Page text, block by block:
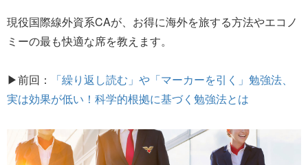
現役国際線外資系CAが、お得に海外を旅する方法やエコノ
ミーの最も快適な席を教えます。
▶前回：
「繰り返し読む」や「マーカーを引く」勉強法、
実は効果が低い！科学的根拠に基づく勉強法とは